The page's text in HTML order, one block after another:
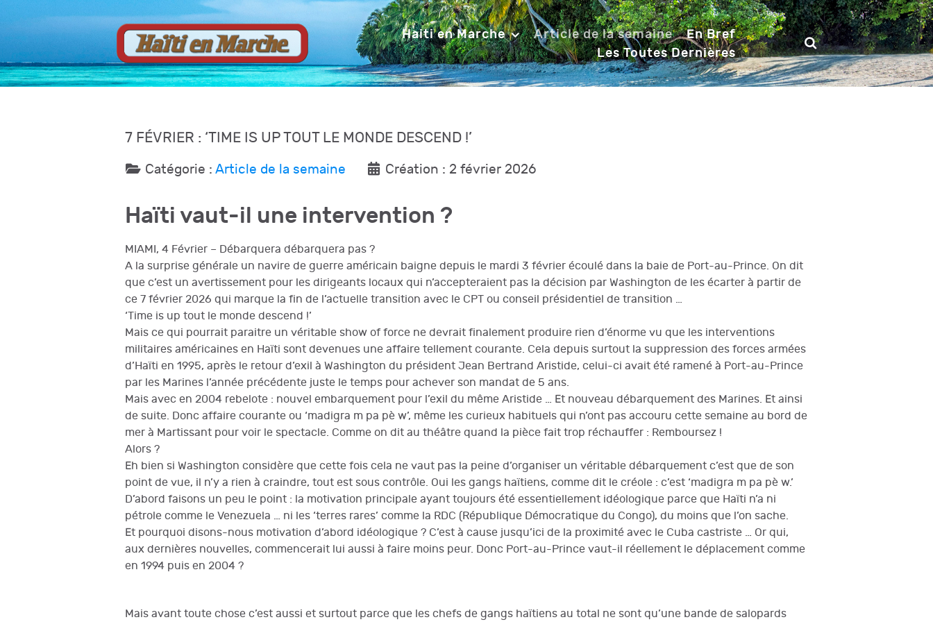
Haiti en Marche Article de la semaine
En Bref
Les Toutes Dernières
7 FÉVRIER : ‘TIME IS UP TOUT LE MONDE DESCEND !’
Catégorie :Article de la semaine Création : 2 février 2026
Haïti vaut-il une intervention ?
MIAMI, 4 Février – Débarquera débarquera pas ?
A la surprise générale un navire de guerre américain baigne depuis le mardi 3 février écoulé dans la baie de Port-au-Prince. On dit
que c’est un avertissement pour les dirigeants locaux qui n’accepteraient pas la décision par Washington de les écarter à partir de
ce 7 février 2026 qui marque la fin de l’actuelle transition avec le CPT ou conseil présidentiel de transition …
‘Time is up tout le monde descend !’
Mais ce qui pourrait paraitre un véritable show of force ne devrait finalement produire rien d’énorme vu que les interventions
militaires américaines en Haïti sont devenues une affaire tellement courante. Cela depuis surtout la suppression des forces armées
d’Haïti en 1995, après le retour d’exil à Washington du président Jean Bertrand Aristide, celui-ci avait été ramené à Port-au-Prince
par les Marines l’année précédente juste le temps pour achever son mandat de 5 ans.
Mais avec en 2004 rebelote : nouvel embarquement pour l’exil du même Aristide … Et nouveau débarquement des Marines. Et ainsi
de suite. Donc affaire courante ou ‘madigra m pa pè w’, même les curieux habituels qui n’ont pas accouru cette semaine au bord de
mer à Martissant pour voir le spectacle. Comme on dit au théâtre quand la pièce fait trop réchauffer : Remboursez !
Alors ?
Eh bien si Washington considère que cette fois cela ne vaut pas la peine d’organiser un véritable débarquement c’est que de son
point de vue, il n’y a rien à craindre, tout est sous contrôle. Oui les gangs haïtiens, comme dit le créole : c’est ‘madigra m pa pè w.’
D’abord faisons un peu le point : la motivation principale ayant toujours été essentiellement idéologique parce que Haïti n’a ni
pétrole comme le Venezuela … ni les ‘terres rares’ comme la RDC (République Démocratique du Congo), du moins que l’on sache.
Et pourquoi disons-nous motivation d’abord idéologique ? C’est à cause jusqu’ici de la proximité avec le Cuba castriste … Or qui,
aux dernières nouvelles, commencerait lui aussi à faire moins peur. Donc Port-au-Prince vaut-il réellement le déplacement comme
en 1994 puis en 2004 ?
Mais avant toute chose c’est aussi et surtout parce que les chefs de gangs haïtiens au total ne sont qu’une bande de salopards